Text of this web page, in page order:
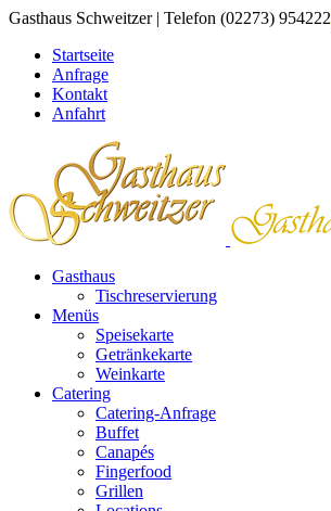
Zum
springen
Gasthaus Schweitzer | Telefon (02273) 954222
Startseite
Anfrage
Kontakt
Anfahrt
Gasthaus
Tischreservierung
Menüs
Speisekarte
Getränkekarte
Weinkarte
Catering
Catering-Anfrage
Buffet
Canapés
Fingerfood
Grillen